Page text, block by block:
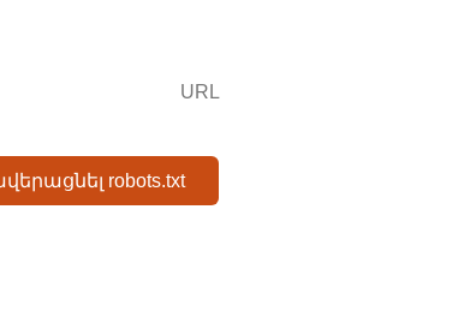
robots.txt